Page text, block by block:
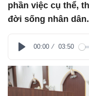
phần việc cụ thể,
đời sống nhân dân.
Play
00:00 03:50